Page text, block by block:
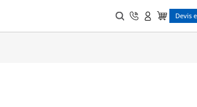
Search
for:
Devis